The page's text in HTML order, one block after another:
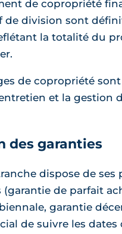
de copropriété
de division sont
la totalité du
de copropriété
et la gestion
des garanties
dispose de ses
(garantie de parfait
garantie
de suivre les dates